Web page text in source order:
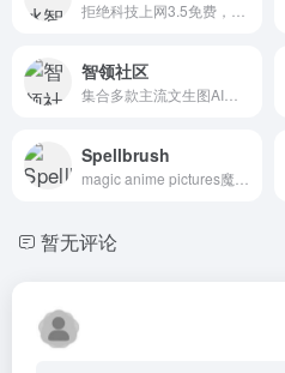
智领社区
Spellbrush
暂无评论